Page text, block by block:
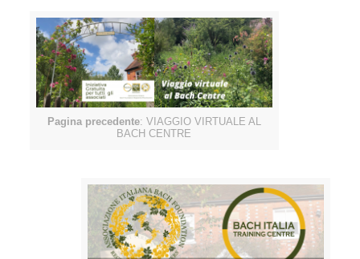
Pagina precedente: VIAGGIO VIRTUALE AL
BACH CENTRE